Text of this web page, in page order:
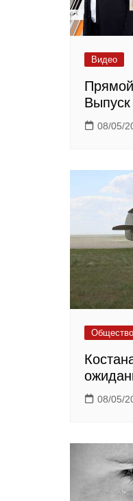
Видео
08/05/
Общество
08/05/